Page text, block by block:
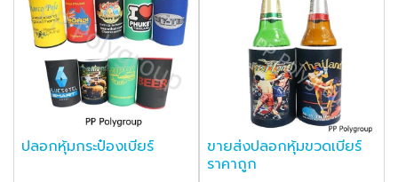
ปลอกหุ้มกระป๋องเบียร์
ขายส่งปลอกหุ้มขวดเบียร์
ราคาถูก